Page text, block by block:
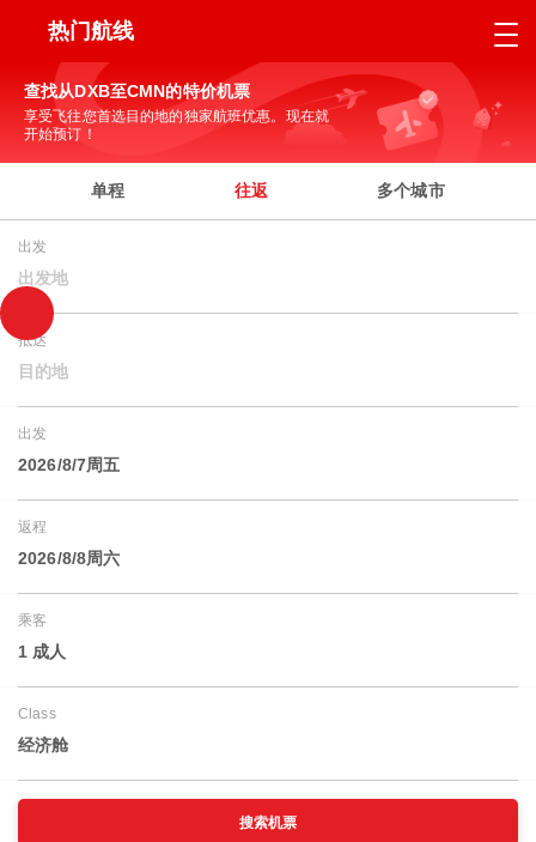
热门航线
查找从DXB至CMN的特价机票
享受飞往您首选目的地的独家航班优惠。现在就
开始预订！
单程 往返 多个城市
出发
出发地
抵达
目的地
出发
2026/8/7周五
返程
2026/8/8周六
乘客
1 成人
Class
经济舱
搜索机票